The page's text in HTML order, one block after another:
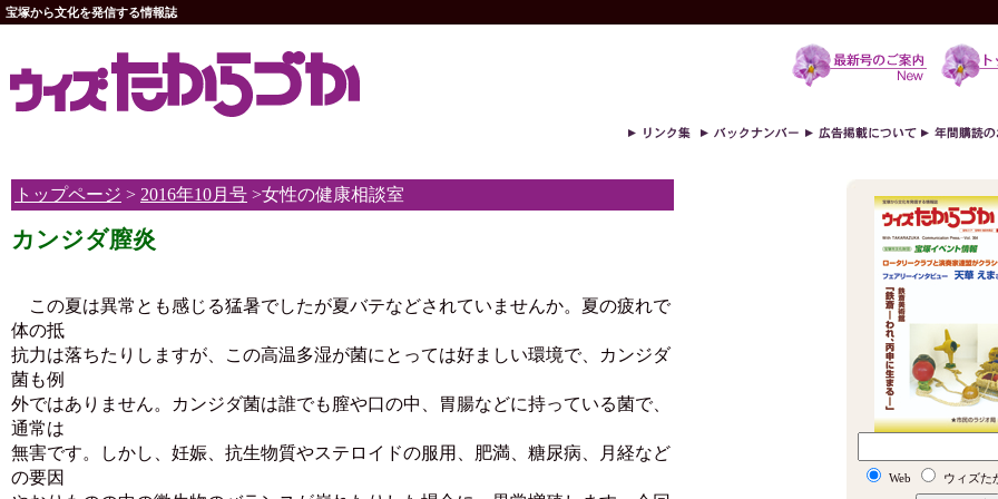
宝塚から文化を発信する情報誌
トップページ > 2016年10月号 >女性の健康相談室
カンジダ膣炎
この夏は異常とも感じる猛暑でしたが夏バテなどされていませんか。夏の疲れで
体の抵
抗力は落ちたりしますが、この高温多湿が菌にとっては好ましい環境で、カンジダ
菌も例
外ではありません。カンジダ菌は誰でも膣や口の中、胃腸などに持っている菌で、
通常は
無害です。しかし、妊娠、抗生物質やステロイドの服用、肥満、糖尿病、月経など
の要因
Web ウィズた